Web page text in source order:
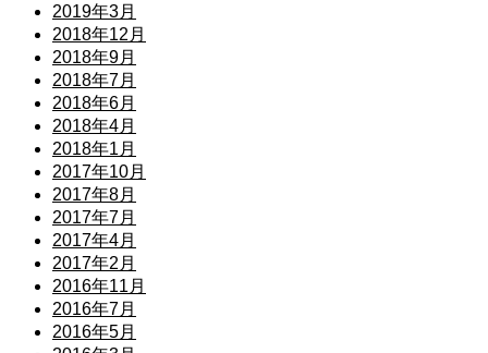
2019年3月
2018年12月
2018年9月
2018年7月
2018年6月
2018年4月
2018年1月
2017年10月
2017年8月
2017年7月
2017年4月
2017年2月
2016年11月
2016年7月
2016年5月